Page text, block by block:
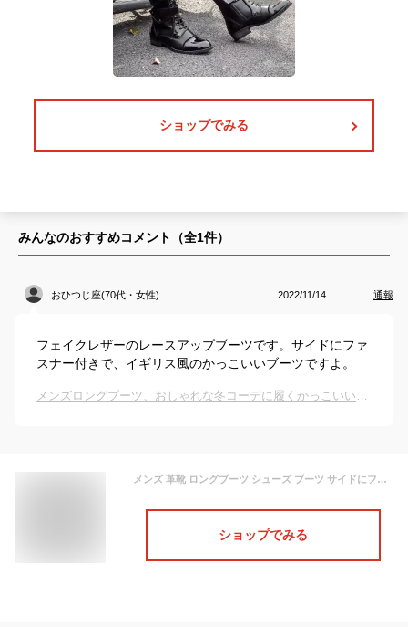
ショップでみる
みんなのおすすめコメント（全1件）
おひつじ座(70代・女性) 2022/11/14 通報
フェイクレザーのレースアップブーツです。サイドにファ
スナー付きで、イギリス風のかっこいいブーツですよ。
メンズロングブーツ、おしゃれな冬コーデに履くかっこいいおすすめは？
メンズ 革靴 ロングブーツ シューズ ブーツ サイドにファスナー レースアップ イギリス風 防寒靴 おしゃれ ブラック ファッション 秋冬新作
ショップでみる